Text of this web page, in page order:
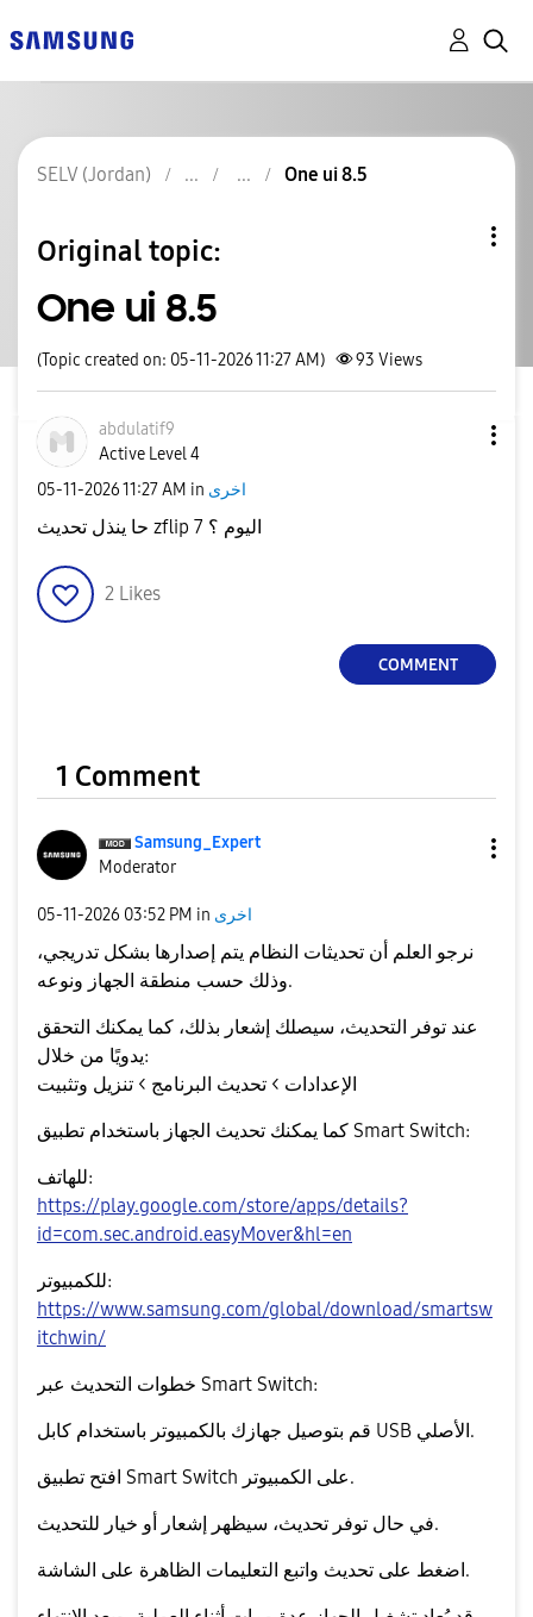
SELV (Jordan) One ui 8.5
Original topic:
One ui 8.5
(Topic created on: 05-11-2026 11:27 AM) 93 Views
abdulatif9
Active Level 4
‎05-11-202611:27 AM in اخرى
حا ينذل تحديث zflip 7 اليوم ؟
2 Likes
COMMENT
1 Comment
Samsung_Expert
Moderator
‎05-11-2026 03:52 PM in اخرى
نرجو العلم أن تحديثات النظام يتم إصدارها بشكل تدريجي،
وذلك حسب منطقة الجهاز ونوعه .
عند توفر التحديث، سيصلك إشعار بذلك، كما يمكنك التحقق
يدويًا من خلال:
الإعدادات > تحديث البرنامج > تنزيل وتثبيت
Smart Switch:
للهاتف:
https://play.google.com/store/apps/details?
id=com.sec.android.easyMover&hl=en
للكمبيوتر:
https://www.samsung.com/global/download/smartsw
itchwin/
خطوات التحديث عبر Smart Switch:
قم بتوصيل جهازك بالكمبيوتر باستخدام كابل USB الأصلي.
افتح تطبيق Smart Switch على الكمبيوتر.
في حال توفر تحديث، سيظهر إشعار أو خيار للتحديث.
اضغط على تحديث واتبع التعليمات الظاهرة على الشاشة.